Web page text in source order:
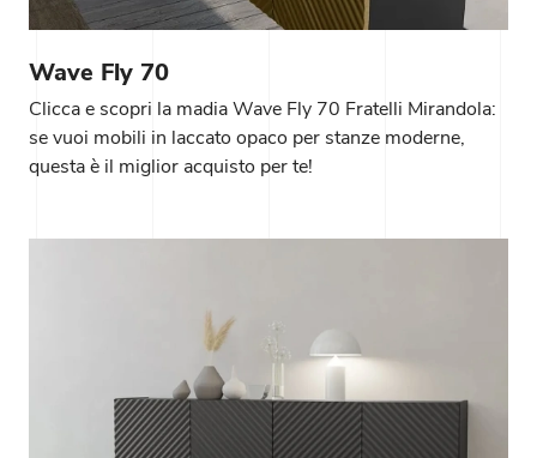
Wave Fly 70
Clicca e scopri la madia Wave Fly 70 Fratelli Mirandola:
se vuoi mobili in laccato opaco per stanze moderne,
questa è il miglior acquisto per te!